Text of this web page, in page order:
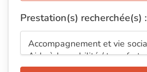
Prestation(s) recherchée(s) :